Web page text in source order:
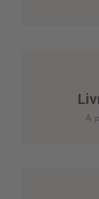
A